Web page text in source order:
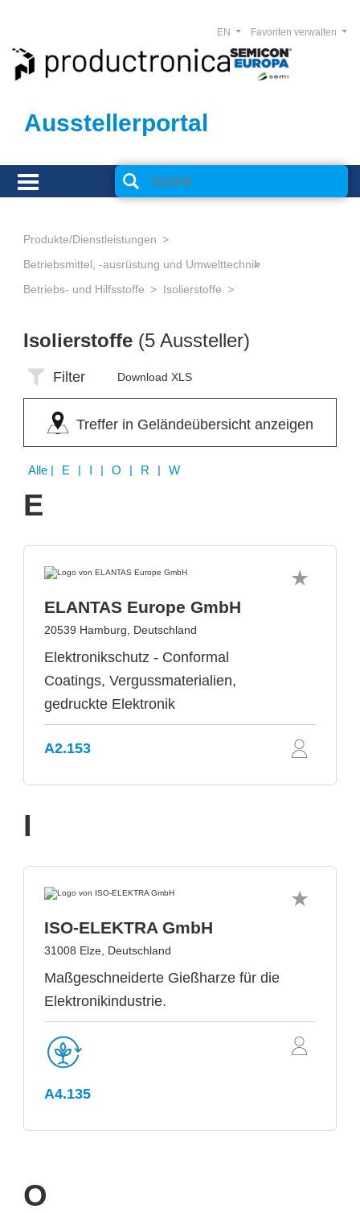
Ausstellerportal
Favoriten verwalten
EN
Produkte/Dienstleistungen
Betriebsmittel, -ausrüstung und Umwelttechnik
Betriebs- und Hilfsstoffe
Isolierstoffe
Isolierstoffe (5 Aussteller)
Filter Download XLS
Treffer in Geländeübersicht anzeigen
Alle | E | I | O | R | W
E
ELANTAS Europe GmbH
20539 Hamburg, Deutschland
Elektronikschutz - Conformal
Coatings, Vergussmaterialien,
gedruckte Elektronik
A2.153
I
ISO-ELEKTRA GmbH
31008 Elze, Deutschland
Maßgeschneiderte Gießharze für die
Elektronikindustrie.
A4.135
O